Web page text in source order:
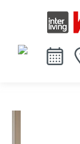
springen